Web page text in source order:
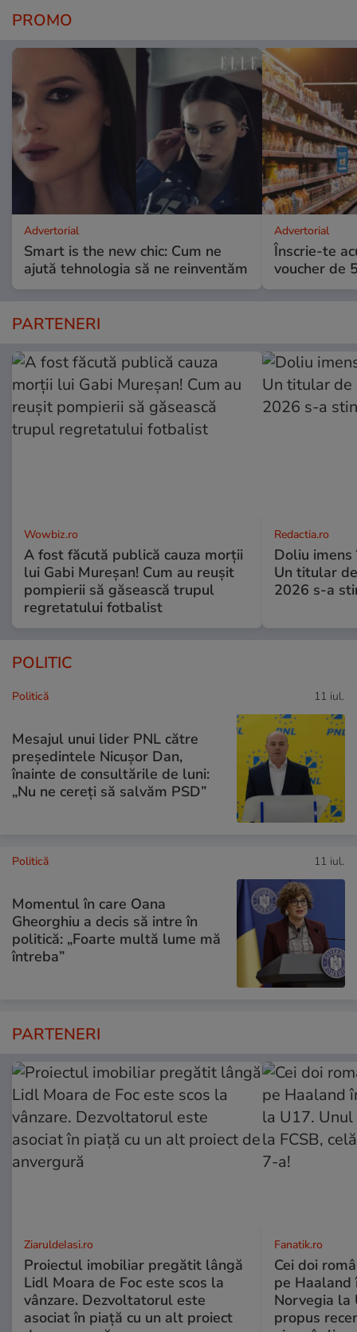
PROMO
Advertorial
Smart is the new chic: Cum ne
ajută tehnologia să ne reinventăm
Advertorial
Înscrie-te
voucher de
PARTENERI
Wowbiz.ro
A fost făcută publică cauza morții
lui Gabi Mureșan! Cum au reușit
pompierii să găsească trupul
regretatului fotbalist
Redactia.ro
Doliu
Un titular
2026 s-a
POLITIC
Politică 11 iul.
Mesajul unui lider PNL către
președintele Nicușor Dan,
înainte de consultările de luni:
„Nu ne cereți să salvăm PSD”
Politică 11 iul.
Momentul în care Oana
Gheorghiu a decis să intre în
politică: „Foarte multă lume mă
întreba”
PARTENERI
ZiaruldeIasi.ro
Proiectul imobiliar pregătit lângă
Lidl Moara de Foc este scos la
vânzare. Dezvoltatorul este
asociat în piață cu un alt proiect
Fanatik.ro
Cei doi
pe Haaland
Norvegia la
propus